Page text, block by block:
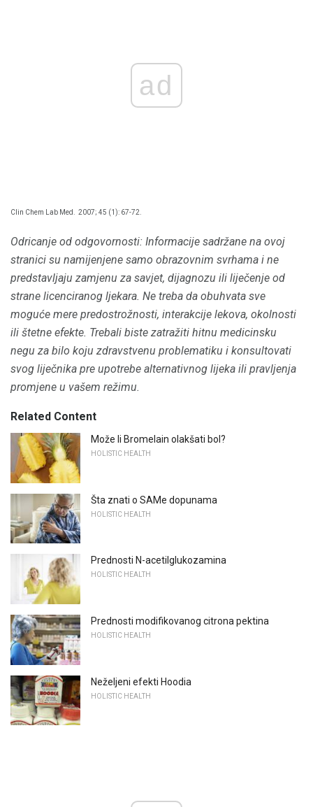
ad
Clin Chem Lab Med. 2007; 45 (1): 67-72.
Odricanje od odgovornosti: Informacije sadržane na ovoj
stranici su namijenjene samo obrazovnim svrhama i ne
predstavljaju zamjenu za savjet, dijagnozu ili liječenje od
strane licenciranog ljekara. Ne treba da obuhvata sve
moguće mere predostrožnosti, interakcije lekova, okolnosti
ili štetne efekte. Trebali biste zatražiti hitnu medicinsku
negu za bilo koju zdravstvenu problematiku i konsultovati
svog liječnika pre upotrebe alternativnog lijeka ili pravljenja
promjene u vašem režimu.
Related Content
Može li Bromelain olakšati bol?
HOLISTIC HEALTH
Šta znati o SAMe dopunama
HOLISTIC HEALTH
Prednosti N-acetilglukozamina
HOLISTIC HEALTH
Prednosti modifikovanog citrona pektina
HOLISTIC HEALTH
Neželjeni efekti Hoodia
HOLISTIC HEALTH